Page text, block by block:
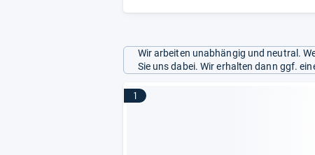
Wir arbeiten unabhängig und neutral.
Sie uns dabei. Wir erhalten dann ggf.
1